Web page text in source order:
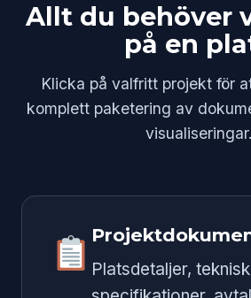
Allt du behöver
på en
Klicka på valfritt projekt för
komplett paketering av
visualiseringar.
Platsdetaljer,